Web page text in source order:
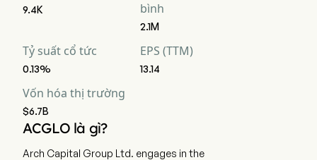
9.4K
bình
2.1M
Tỷ suất cổ tức
0.13%
EPS (TTM)
13.14
Vốn hóa thị trường
$6.7B
ACGLO là gì?
Arch Capital Group Ltd. engages in the